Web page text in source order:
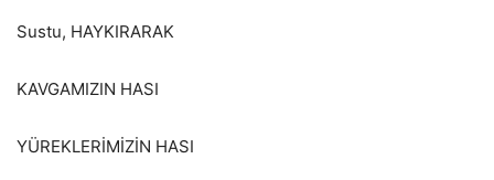
Sustu, HAYKIRARAK
KAVGAMIZIN HASI
YÜREKLERİMİZİN HASI